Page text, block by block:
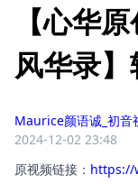
【心华
风华录
Maurice颜语诚_初音
2024-12-02 23:48
原视频链接： https://